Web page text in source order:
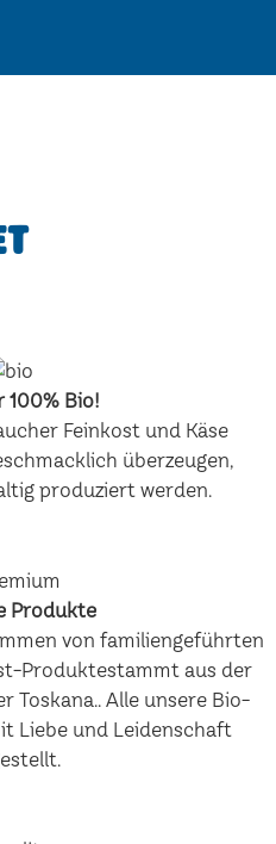
100% Bio!
Feinkost und Käse
überzeugen,
produziert werden.
Produkte
von familiengeführten
Produktestammt aus der
Toskana.. Alle unsere Bio-
Liebe und Leidenschaft